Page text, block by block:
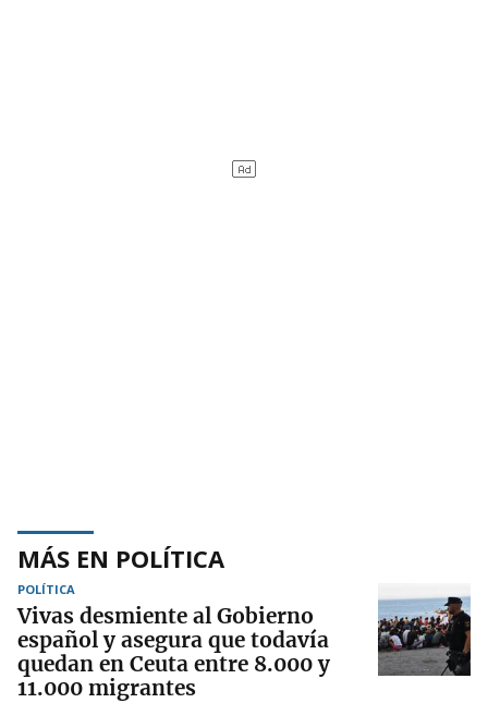
MÁS EN POLÍTICA
POLÍTICA
Vivas desmiente al Gobierno
español y asegura que todavía
quedan en Ceuta entre 8.000 y
11.000 migrantes